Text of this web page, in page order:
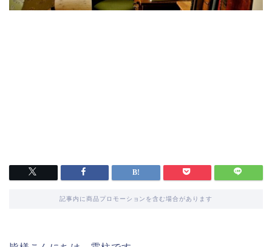
記事内に商品プロモーションを含む場合があります